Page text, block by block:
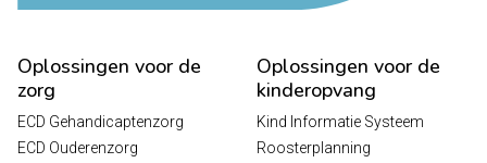
Oplossingen voor de
zorg
ECD Gehandicaptenzorg
ECD Ouderenzorg
Oplossingen voor de
kinderopvang
Kind Informatie Systeem
Roosterplanning